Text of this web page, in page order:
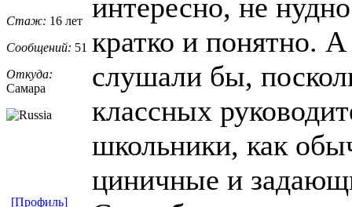
Стаж: 16 лет
Сообщений: 51
Откуда:
Самара
интересно, не
кратко и понятно.
слушали бы,
классных
школьники, как
циничные и
[Профиль]